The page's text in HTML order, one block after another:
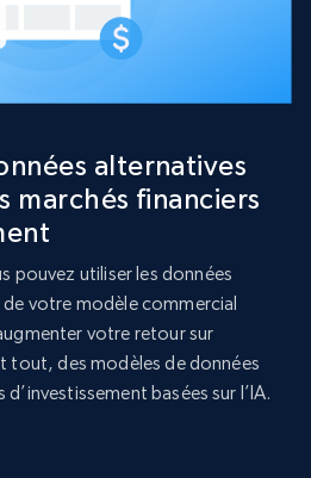
alternatives
marchés financiers
pouvez utiliser les données
votre modèle commercial
votre retour sur
tout, des modèles de données
basées sur l’IA.